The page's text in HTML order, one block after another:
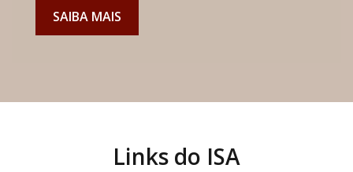
SAIBA MAIS
Links do ISA